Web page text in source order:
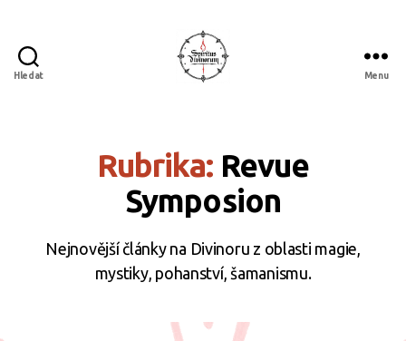
Hledat Menu
Rubrika: Revue
Symposion
Nejnovější články na Divinoru z oblasti magie,
mystiky, pohanství, šamanismu.